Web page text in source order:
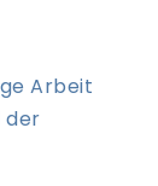
Arbeit
der